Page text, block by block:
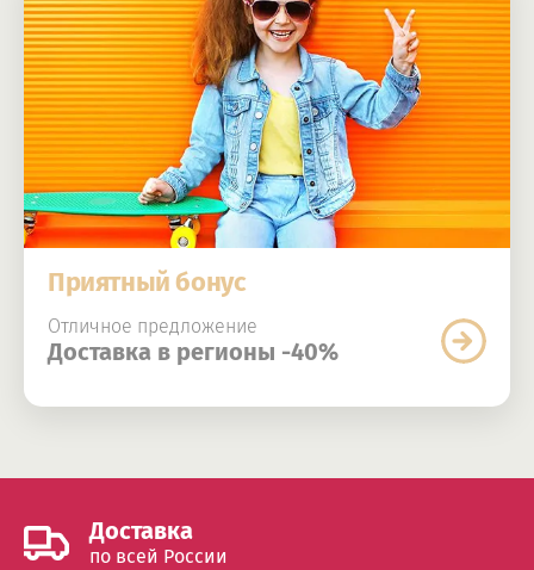
Приятный бонус
Отличное предложение
Доставка в регионы -40%
Доставка
по всей России